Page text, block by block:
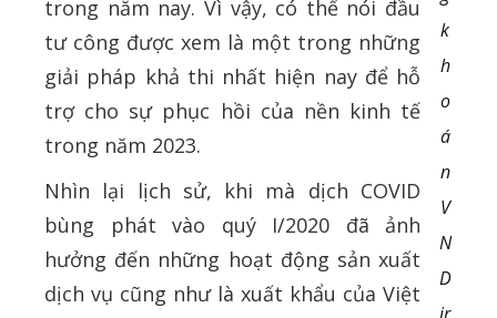
k
h
o
á
n
V
N
D
trong năm nay. Vì vậy, có thể nói đầu
tư công được xem là một trong những
giải pháp khả thi nhất hiện nay để hỗ
trợ cho sự phục hồi của nền kinh tế
trong năm 2023.
Nhìn lại lịch sử, khi mà dịch COVID
bùng phát vào quý I/2020 đã ảnh
hưởng đến những hoạt động sản xuất
dịch vụ cũng như là xuất khẩu của Việt